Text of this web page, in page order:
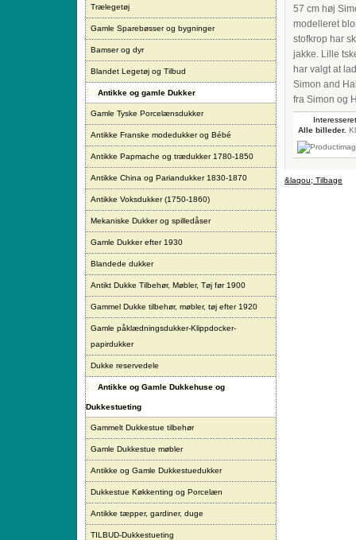
Trælegetøj
Gamle Sparebøsser og bygninger
Bamser og dyr
Blandet Legetøj og Tilbud
Antikke og gamle Dukker
Gamle Tyske Porcelænsdukker
Antikke Franske modedukker og Bébé
Antikke Papmache og trædukker 1780-1850
Antikke China og Pariandukker 1830-1870
Antikke Voksdukker (1750-1860)
Mekaniske Dukker og spilledåser
Gamle Dukker efter 1930
Blandede dukker
Antikt Dukke Tilbehør, Møbler, Tøj før 1900
Gammel Dukke tilbehør, møbler, tøj efter 1920
Gamle påklædningsdukker-Klippdocker-
papirdukker
Dukke reservedele
Antikke og Gamle Dukkehuse og
Dukkestueting
Gammelt Dukkestue tilbehør
Gamle Dukkestue møbler
Antikke og Gamle Dukkestuedukker
Dukkestue Køkkenting og Porcelæn
Antikke tæpper, gardiner, duge
TILBUD-Dukkestueting
57 cm høj
modelleret
stofkrop har
jakke. Lille
har valgt at
Simon and
fra Simon og
Alle billeder.
&laqou; Tilbage